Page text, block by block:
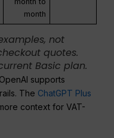
month
not
quotes.
Basic plan.
supports
The ChatGPT Plus
context for VAT-